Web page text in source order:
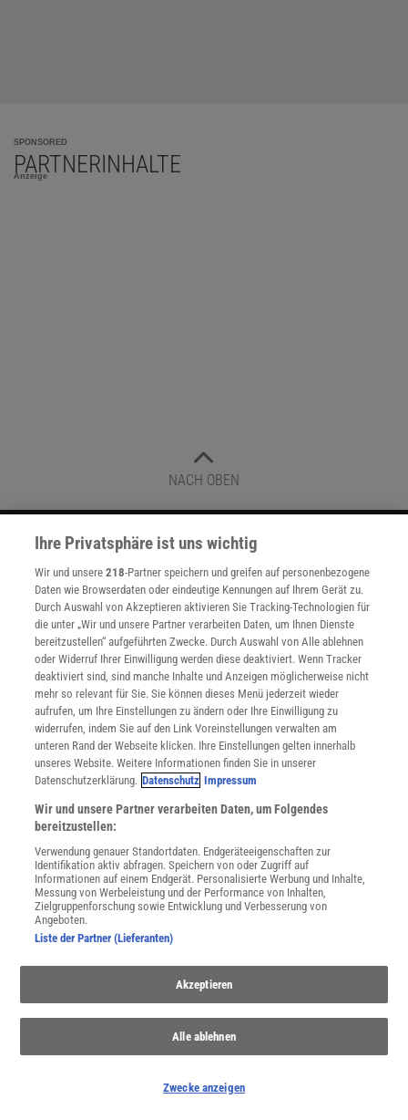
SPONSORED
PARTNERINHALTE
Anzeige
NACH OBEN
Für Sie im Spektrum-Shop und am Kiosk:
WEITERE NEUERSCHEINUNGEN SPEKTRUM SHOP
Spektrum.de-Newsletter abonnieren
JETZT ANMELDEN!
Sie können unsere Newsletter jederzeit wieder abbestellen. Infos zu unserem Umgang
mit Ihren personenbezogenen Daten finden Sie in unserer
Datenschutzerklärung
SERVICES
Verträge kündigen
Ihre Privatsphäre ist uns wichtig
Wir und unsere218-Partner speichern und greifen auf personenbezogene
Daten wie Browserdaten oder eindeutige Kennungen auf Ihrem Gerät zu.
Durch Auswahl von Akzeptieren aktivieren Sie Tracking-Technologien für
die unter „Wir und unsere Partner verarbeiten Daten, um Ihnen Dienste
bereitzustellen“ aufgeführten Zwecke. Durch Auswahl von Alle ablehnen
oder Widerruf Ihrer Einwilligung werden diese deaktiviert. Wenn Tracker
deaktiviert sind, sind manche Inhalte und Anzeigen möglicherweise nicht
mehr so relevant für Sie. Sie können dieses Menü jederzeit wieder
aufrufen, um Ihre Einstellungen zu ändern oder Ihre Einwilligung zu
widerrufen, indem Sie auf den Link Voreinstellungen verwalten am
unteren Rand der Webseite klicken. Ihre Einstellungen gelten innerhalb
unseres Website. Weitere Informationen finden Sie in unserer
Datenschutzerklärung. Datenschutz Impressum
Wir und unsere Partner verarbeiten Daten, um Folgendes
bereitzustellen:
Verwendung genauer Standortdaten. Endgeräteeigenschaften zur
Identifikation aktiv abfragen. Speichern von oder Zugriff auf
Informationen auf einem Endgerät. Personalisierte Werbung und Inhalte,
Messung von Werbeleistung und der Performance von Inhalten,
Zielgruppenforschung sowie Entwicklung und Verbesserung von
Angeboten.
Liste der Partner (Lieferanten)
Akzeptieren
Alle ablehnen
Zwecke anzeigen